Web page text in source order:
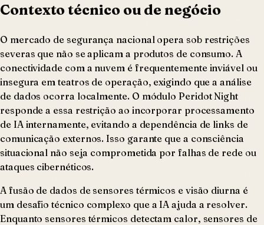
Contexto técnico ou de negócio
O mercado de segurança nacional opera sob restrições
severas que não se aplicam a produtos de consumo. A
conectividade com a nuvem é frequentemente inviável ou
insegura em teatros de operação, exigindo que a análise
de dados ocorra localmente. O módulo Peridot Night
responde a essa restrição ao incorporar processamento
de IA internamente, evitando a dependência de links de
comunicação externos. Isso garante que a consciência
situacional não seja comprometida por falhas de rede ou
ataques cibernéticos.
A fusão de dados de sensores térmicos e visão diurna é
um desafio técnico complexo que a IA ajuda a resolver.
Enquanto sensores térmicos detectam calor, sensores de